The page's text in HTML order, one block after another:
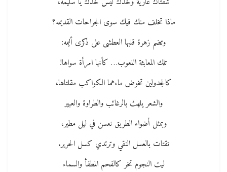
ماذا تخلف منك فيك سوى الجراحات القديمه؟
وتضم زهرة قلبها العطشى على ذكرى أليمه:
تلك المعابثة اللعوب… كأنها امرأة سواها!
كالجدولين تخوض ماءهما الكواكب مقلتاها،
والشعر يلهث بالرغائب والطراوة والعبير
وبمثل أضواء الطريق نعسن في ليل مطير،
تقتات بالعسل النقي وترتدي كسل الحرير.
ليت النجوم تخر كالفحم المطفأ والسماء